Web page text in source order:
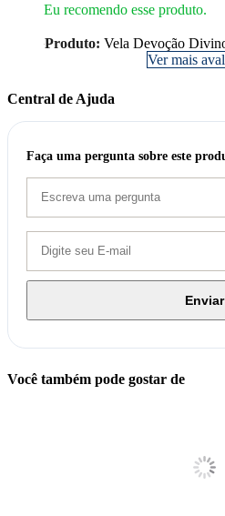
Eu recomendo esse produto.
Produto: Vela Devoção
Ver mais
Central de Ajuda
Faça uma pergunta sobre este
Enviar
Você também pode gostar de